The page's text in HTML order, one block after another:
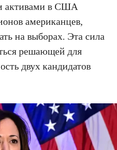
активами в США
американцев,
на выборах. Эта сила
решающей для
двух кандидатов